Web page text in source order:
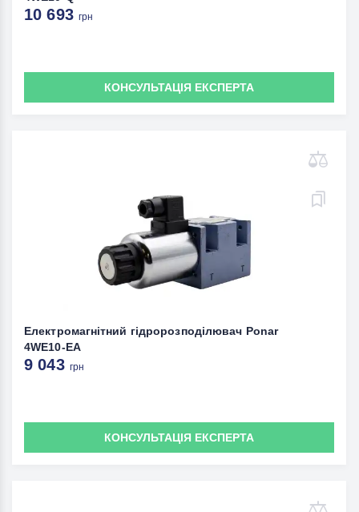
10 693грн
КОНСУЛЬТАЦІЯ ЕКСПЕРТА
Електромагнітний гідророзподілювач Ponar
4WE10-EA
9 043 грн
КОНСУЛЬТАЦІЯ ЕКСПЕРТА